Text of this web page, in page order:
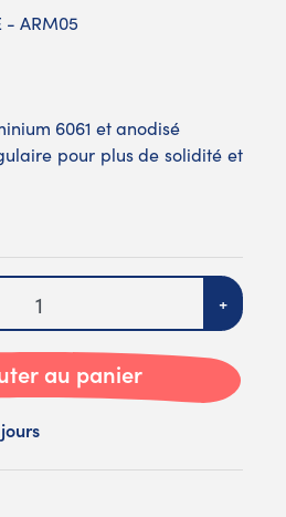
- ARM05
6061 et anodisé
pour plus de solidité et
+
au panier